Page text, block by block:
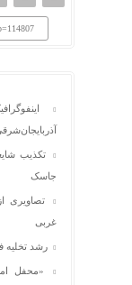
تکذیب
جاسک
تصاویری
غربی
رشد تخلیه
«محفل